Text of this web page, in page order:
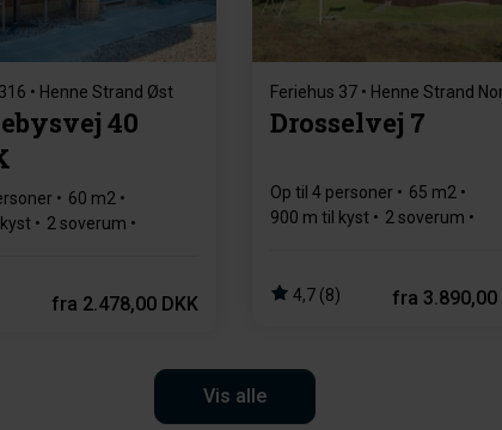
• Henne Strand Øst
40
60 m2
2 soverum
fra 2.478,00 DKK
Feriehus 37 • Henne Strand
Drosselvej 7
Op til 4 personer
65 m2
900 m til kyst
2 soverum
4,7 (8) fra 3.890,00
Vis alle